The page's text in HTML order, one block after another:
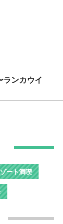
ランカウイ
ート満喫